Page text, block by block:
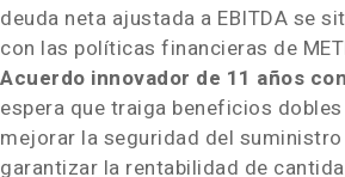
deuda neta ajustada a EBITDA se
con las políticas financieras de
Acuerdo innovador de 11 años
espera que traiga beneficios
mejorar la seguridad del
garantizar la rentabilidad de